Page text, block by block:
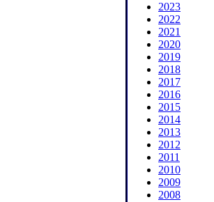
2023
2022
2021
2020
2019
2018
2017
2016
2015
2014
2013
2012
2011
2010
2009
2008